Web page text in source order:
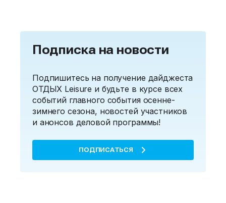
Подписка на новости
Подпишитесь на получение дайджеста
ОТДЫХ Leisure и будьте в курсе всех
событий главного события осенне-
зимнего сезона, новостей участников
и анонсов деловой программы!
ПОДПИСАТЬСЯ